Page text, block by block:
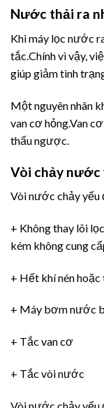
Nước thải ra
Khi máy lọc nước
tắc.Chính vì vậy,
giúp giảm tình
Một nguyên nhân
van cơ hỏng.Van
thấu ngược.
Vòi chảy nước
Vòi nước chảy yếu
+ Không thay lõi
kém không cung
+ Hết khí nén hoặc
+ Máy bơm nước
+ Tắc van cơ
+ Tắc vòi nước